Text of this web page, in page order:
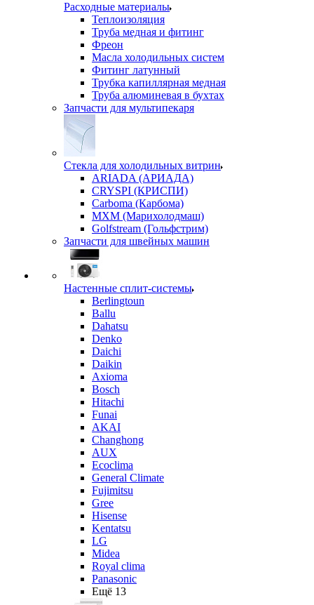
Расходные материалы
Теплоизоляция
Труба медная и фитинг
Фреон
Масла холодильных систем
Фитинг латунный
Трубка капиллярная медная
Труба алюминевая в бухтах
Запчасти для мультипекаря
Стекла для холодильных витрин
ARIADA (АРИАДА)
CRYSPI (КРИСПИ)
Carboma (Карбома)
MXM (Марихолодмаш)
Golfstream (Гольфстрим)
Запчасти для швейных машин
Настенные сплит-системы
Berlingtoun
Ballu
Dahatsu
Denko
Daichi
Daikin
Axioma
Bosch
Hitachi
Funai
AKAI
Changhong
AUX
Ecoclima
General Climate
Fujimitsu
Gree
Hisense
Kentatsu
LG
Midea
Royal clima
Panasonic
Ещё 13